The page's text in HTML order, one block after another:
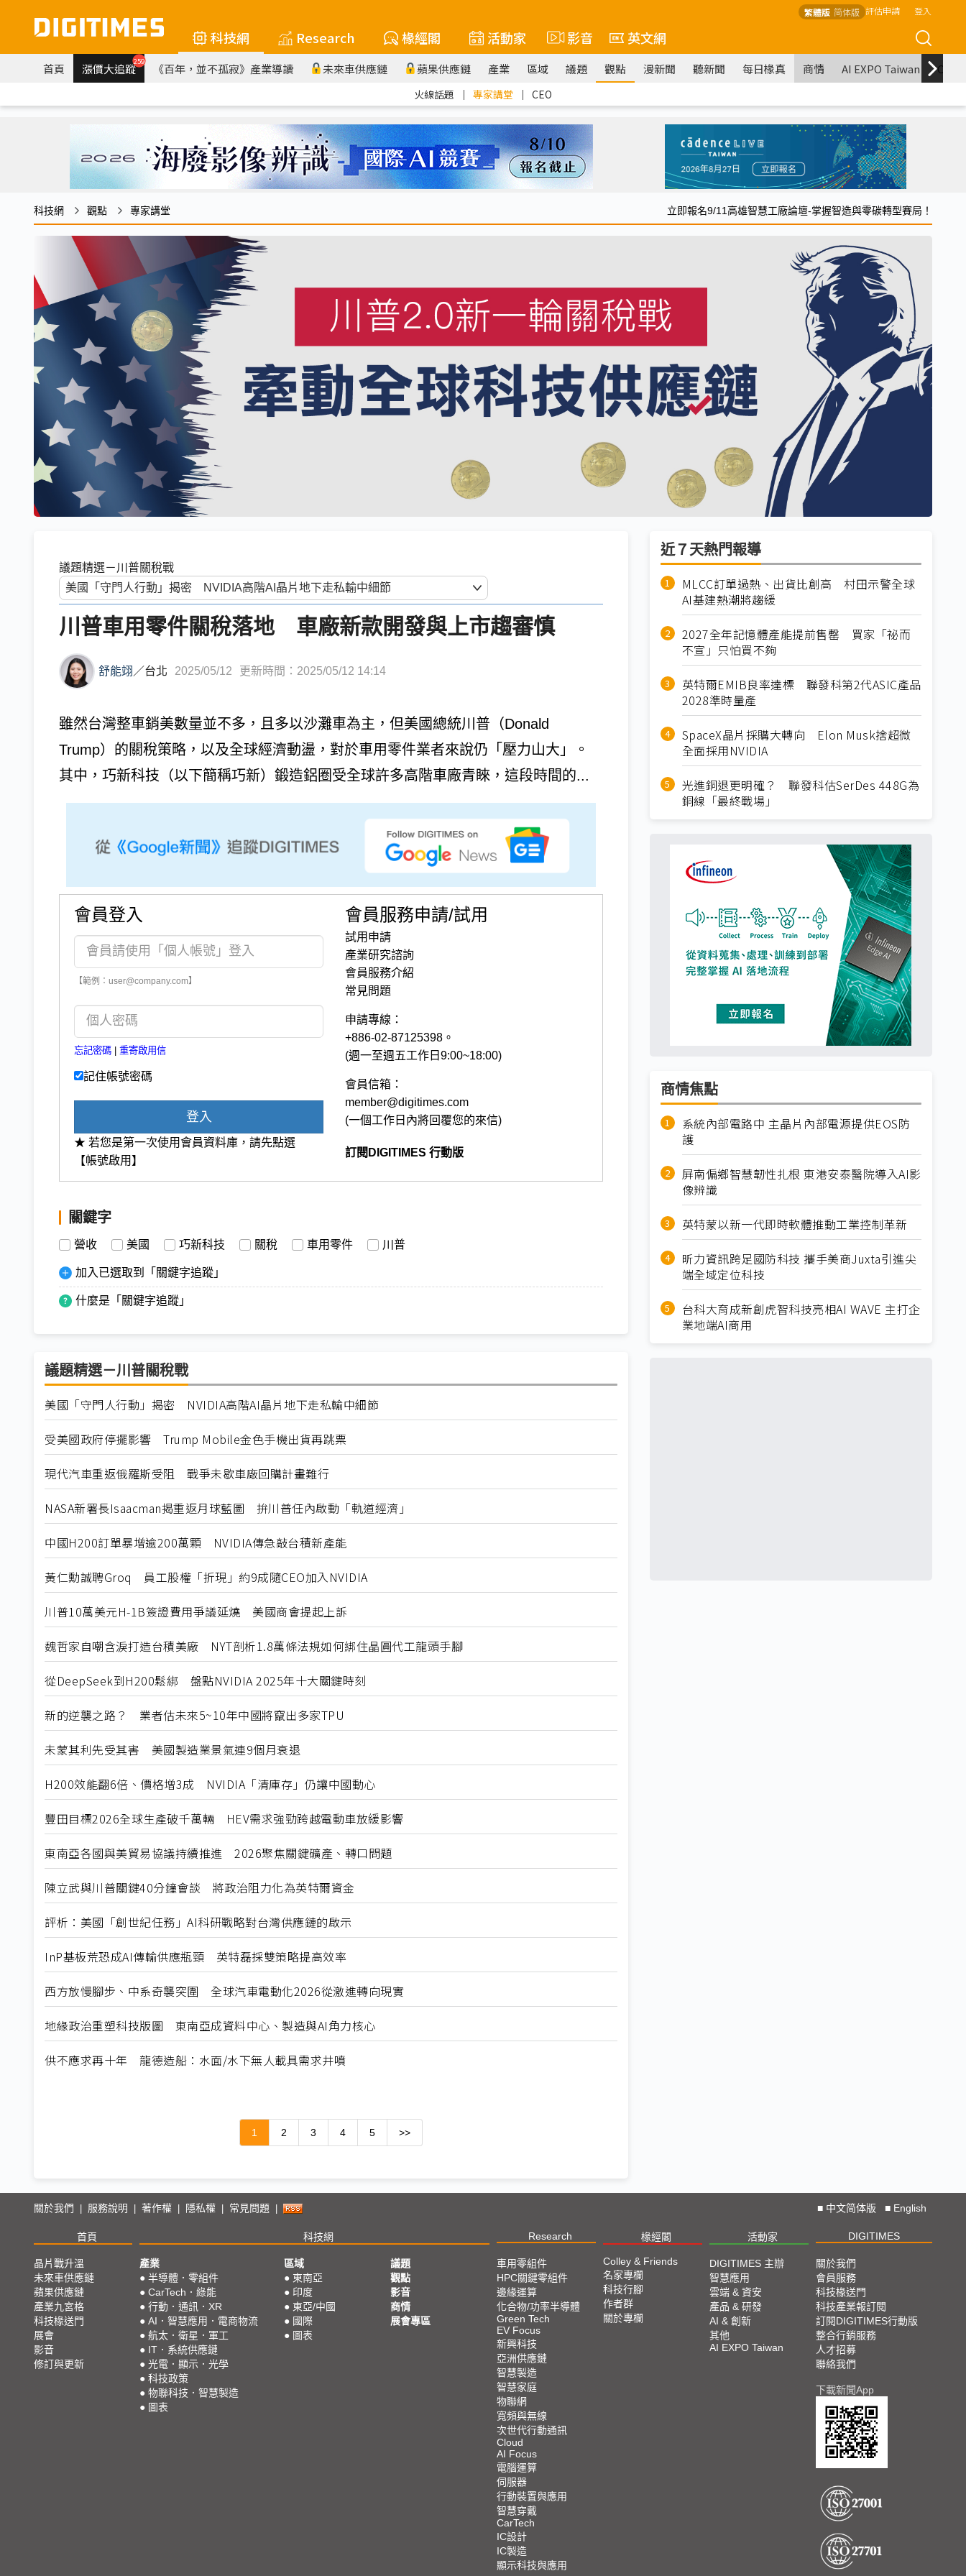
繁體版 简体版 評估申請 登入
科技網 Research 椽經閣 活動家 影音 英文網
首頁 漲價大追蹤259 《百年，並不孤寂》產業導讀 未來車供應鏈 蘋果供應鏈 產業 區域 議題 觀點 漫新聞 聽新聞 每日椽真 商情 AI EXPO Taiwan
火線話題 ｜ 專家講堂 ｜ CEO
科技網 觀點 專家講堂 立即報名9/11高雄智慧工廠論壇-掌握智造與零碳轉型賽局！
議題精選－川普關稅戰
川普車用零件關稅落地 車廠新款開發與上市趨審慎
舒能翊 ／台北 2025/05/12 更新時間：2025/05/12 14:14
雖然台灣整車銷美數量並不多，且多以沙灘車為主，但美國總統川普（Donald
Trump）的關稅策略，以及全球經濟動盪，對於車用零件業者來說仍「壓力山大」。
其中，巧新科技（以下簡稱巧新）鍛造鋁圈受全球許多高階車廠青睞，這段時間的...
會員登入
【範例：user@company.com】
忘記密碼 | 重寄啟用信
記住帳號密碼
登入
★ 若您是第一次使用會員資料庫，請先點選
【帳號啟用】
會員服務申請/試用
試用申請
產業研究諮詢
會員服務介紹
常見問題
申請專線：
+886-02-87125398。
(週一至週五工作日9:00~18:00)
會員信箱：
member@digitimes.com
(一個工作日內將回覆您的來信)
訂閱DIGITIMES 行動版
關鍵字
營收 美國 巧新科技 關稅 車用零件 川普
加入已選取到「關鍵字追蹤」
什麼是「關鍵字追蹤」
議題精選－川普關稅戰
美國「守門人行動」揭密 NVIDIA高階AI晶片地下走私輸中細節
受美國政府停擺影響 Trump Mobile金色手機出貨再跳票
現代汽車重返俄羅斯受阻 戰爭未歇車廠回購計畫難行
NASA新署長Isaacman揭重返月球藍圖 拚川普任內啟動「軌道經濟」
中國H200訂單暴增逾200萬顆 NVIDIA傳急敲台積新產能
黃仁勳誠聘Groq 員工股權「折現」約9成隨CEO加入NVIDIA
川普10萬美元H-1B簽證費用爭議延燒 美國商會提起上訴
魏哲家自嘲含淚打造台積美廠 NYT剖析1.8萬條法規如何綁住晶圓代工龍頭手腳
從DeepSeek到H200鬆綁 盤點NVIDIA 2025年十大關鍵時刻
新的逆襲之路？ 業者估未來5~10年中國將竄出多家TPU
未蒙其利先受其害 美國製造業景氣連9個月衰退
H200效能翻6倍、價格增3成 NVIDIA「清庫存」仍讓中國動心
豐田目標2026全球生產破千萬輛 HEV需求強勁跨越電動車放緩影響
東南亞各國與美貿易協議持續推進 2026聚焦關鍵礦產、轉口問題
陳立武與川普關鍵40分鐘會談 將政治阻力化為英特爾資金
評析：美國「創世紀任務」AI科研戰略對台灣供應鏈的啟示
InP基板荒恐成AI傳輸供應瓶頸 英特磊採雙策略提高效率
西方放慢腳步、中系奇襲突圍 全球汽車電動化2026從激進轉向現實
地緣政治重塑科技版圖 東南亞成資料中心、製造與AI角力核心
供不應求再十年 龍德造船：水面/水下無人載具需求井噴
1 2 3 4 5 >>
近７天熱門報導
MLCC訂單過熱、出貨比創高 村田示警全球
AI基建熱潮將趨緩
2027全年記憶體產能提前售罄 買家「祕而
不宣」只怕買不夠
英特爾EMIB良率達標 聯發科第2代ASIC產品
2028準時量產
SpaceX晶片採購大轉向 Elon Musk捨超微
全面採用NVIDIA
光進銅退更明確？ 聯發科估SerDes 448G為
銅線「最終戰場」
商情焦點
系統內部電路中 主晶片內部電源提供EOS防
護
屏南偏鄉智慧韌性扎根 東港安泰醫院導入AI影
像辨識
英特蒙以新一代即時軟體推動工業控制革新
昕力資訊跨足國防科技 攜手美商Juxta引進尖
端全域定位科技
台科大育成新創虎智科技亮相AI WAVE 主打企
業地端AI商用
關於我們 | 服務說明 | 著作權 | 隱私權 | 常見問題 | ■ 中文简体版 ■ English
首頁 科技網 Research 椽經閣 活動家 DIGITIMES
晶片戰升溫
未來車供應鏈
蘋果供應鏈
產業九宮格
科技椽送門
展會
影音
修訂與更新
產業
● 半導體．零組件
● CarTech．綠能
● 行動．通訊．XR
● AI．智慧應用．電商物流
● 航太．衛星．軍工
● IT．系統供應鏈
● 光電．顯示．光學
● 科技政策
● 物聯科技．智慧製造
● 圖表
區域
● 東南亞
● 印度
● 東亞/中國
● 國際
● 圖表
議題
觀點
影音
商情
展會專區
車用零組件
HPC關鍵零組件
邊緣運算
化合物/功率半導體
Green Tech
EV Focus
新興科技
亞洲供應鏈
智慧製造
智慧家庭
物聯網
寬頻與無線
次世代行動通訊
Cloud
AI Focus
電腦運算
伺服器
行動裝置與應用
智慧穿戴
CarTech
IC設計
IC製造
顯示科技與應用
Colley & Friends
名家專欄
科技行腳
作者群
關於專欄
DIGITIMES 主辦
智慧應用
雲端 & 資安
產品 & 研發
AI & 創新
其他
AI EXPO Taiwan
關於我們
會員服務
科技椽送門
科技產業報訂閱
訂閱DIGITIMES行動版
整合行銷服務
人才招募
聯絡我們
下載新聞App